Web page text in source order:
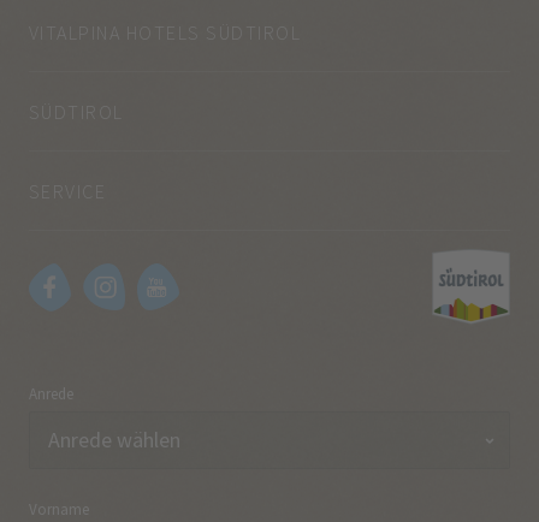
VITALPINA HOTELS SÜDTIROL
SÜDTIROL
Anrede
Vorname